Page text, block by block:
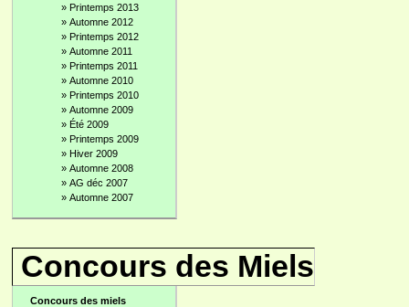
» Printemps 2013
» Automne 2012
» Printemps 2012
» Automne 2011
» Printemps 2011
» Automne 2010
» Printemps 2010
» Automne 2009
» Été 2009
» Printemps 2009
» Hiver 2009
» Automne 2008
» AG déc 2007
» Automne 2007
Concours des Miels
Concours des miels